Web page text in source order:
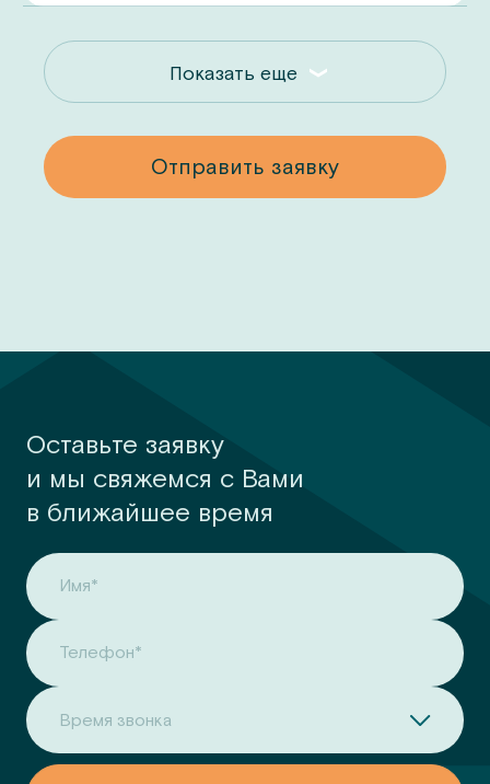
Показать еще
Отправить заявку
Оставьте заявку
и мы свяжемся с Вами
в ближайшее время
Имя*
Телефон*
Время звонка